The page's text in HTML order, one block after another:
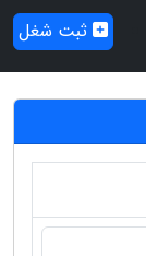
ثبت شغل